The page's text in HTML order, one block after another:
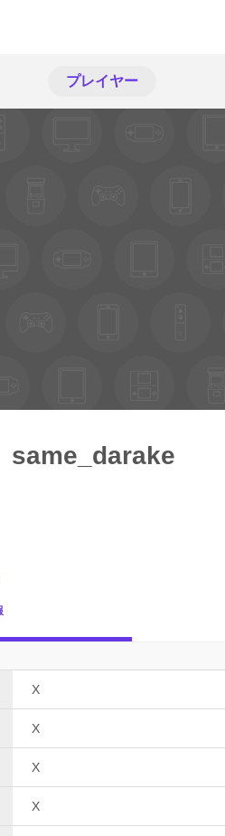
プレイヤー
same_darake
X
X
X
X